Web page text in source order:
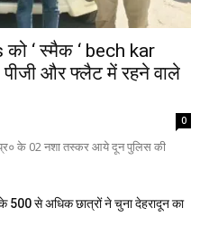
‘ स्मैक ‘ bech kar
पीजी और फ्लैट में रहने वाले
0
के 02 नशा तस्कर आये दून पुलिस की
के 500 से अधिक छात्रों ने चुना देहरादून का